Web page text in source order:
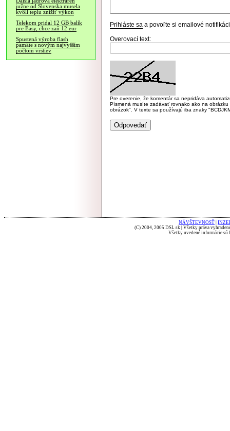
južne od Slovenska musela
kvôli teplu znížiť výkon
Telekom pridal 12 GB balík
pre Easy, chce zaň 12 eur
Spustená výroba flash
pamäte s novým najvyšším
počtom vrstiev
Prihláste sa a povoľte si emailové
Overovací text:
Pre overenie, že komentár sa nepridáva
Písmená musíte zadávať rovnako ako na
obrázok". V texte sa používajú iba znaky
NÁVŠTEVNOSŤ
(C) 2004, 2005 DSL.sk | Všetky práva
Všetky uvedené informácie sú